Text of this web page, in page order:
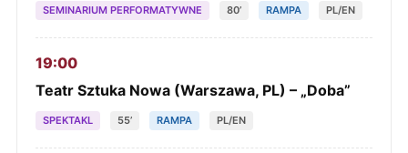
SEMINARIUM PERFORMATYWNE 80’ RAMPA PL/EN
19:00
Teatr Sztuka Nowa (Warszawa, PL) – „Doba”
SPEKTAKL 55’ RAMPA PL/EN